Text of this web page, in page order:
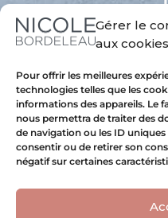
Gérer le
aux cookies
Pour offrir les meilleures
technologies telles que les
informations des appareils. Le
nous permettra de traiter des
de navigation ou les ID uniques
consentir ou de retirer son
négatif sur certaines
Copyright